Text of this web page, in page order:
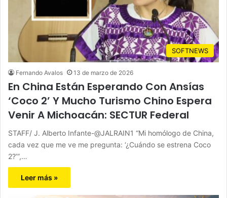
SOFTNEWS
Fernando Avalos 13 de marzo de 2026
En China Están Esperando Con Ansías
‘Coco 2’ Y Mucho Turismo Chino Espera
Venir A Michoacán: SECTUR Federal
STAFF/ J. Alberto Infante-@JALRAIN1 “Mi homólogo de China,
cada vez que me ve me pregunta: ‘¿Cuándo se estrena Coco
2?’”,…
Leer más »